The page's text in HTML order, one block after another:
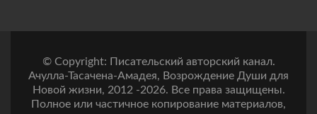
© Copyright: Писательский авторский канал.
Ачулла-Тасачена-Амадея, Возрождение Души для
Новой жизни, 2012 -2026. Все права защищены.
Полное или частичное копирование материалов,